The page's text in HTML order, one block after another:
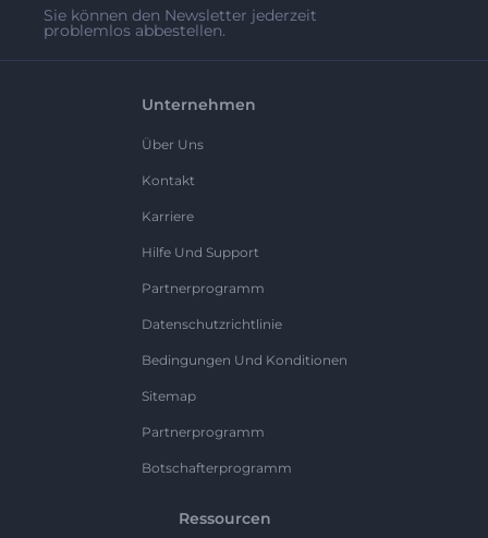
Sie können den Newsletter jederzeit
problemlos abbestellen.
Unternehmen
Über Uns
Kontakt
Karriere
Hilfe Und Support
Partnerprogramm
Datenschutzrichtlinie
Bedingungen Und Konditionen
Sitemap
Partnerprogramm
Botschafterprogramm
Ressourcen